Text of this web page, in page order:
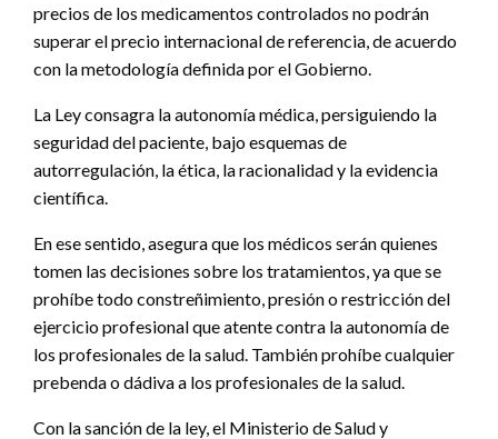
precios de los medicamentos controlados no podrán
superar el precio internacional de referencia, de acuerdo
con la metodología definida por el Gobierno.
La Ley consagra la autonomía médica, persiguiendo la
seguridad del paciente, bajo esquemas de
autorregulación, la ética, la racionalidad y la evidencia
científica.
En ese sentido, asegura que los médicos serán quienes
tomen las decisiones sobre los tratamientos, ya que se
prohíbe todo constreñimiento, presión o restricción del
ejercicio profesional que atente contra la autonomía de
los profesionales de la salud. También prohíbe cualquier
prebenda o dádiva a los profesionales de la salud.
Con la sanción de la ley, el Ministerio de Salud y